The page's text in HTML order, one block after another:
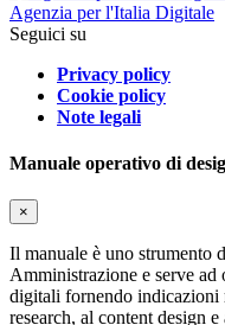
Agenzia per l'Italia Digitale
Seguici su
Privacy policy
Cookie policy
Note legali
Manuale operativo di
×
Il manuale è uno strumento
Amministrazione e serve ad
digitali fornendo indicazioni
research, al content design